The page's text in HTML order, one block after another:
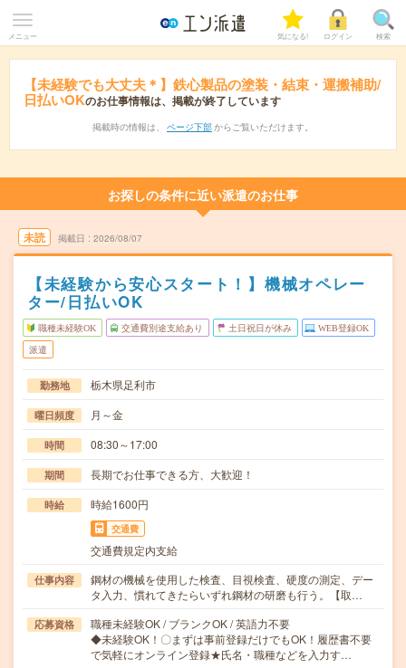
メニュー 気になる! ログイン 検索
【未経験でも大丈夫＊】鉄心製品の塗装・結束・運搬補助/
日払いOKのお仕事情報は、掲載が終了しています
掲載時の情報は、 ページ下部 からご覧いただけます。
お探しの条件に近い派遣のお仕事
未読 掲載日 2026/08/07
【未経験から安心スタート！】機械オペレー
ター/日払いOK
職種未経験OK 交通費別途支給あり 土日祝日が休み WEB登録OK
派遣
勤務地 栃木県足利市
曜日頻度 月～金
時間 08:30～17:00
期間 長期でお仕事できる方、大歓迎！
時給 時給1600円
交通費
交通費規定内支給
仕事内容
鋼材の機械を使用した検査、目視検査、硬度の測定、デー
タ入力、慣れてきたらいずれ鋼材の研磨も行う。【取…
応募資格
職種未経験OK / ブランクOK / 英語力不要
◆未経験OK！〇まずは事前登録だけでもOK！履歴書不要
で気軽にオンライン登録★氏名・職種などを入力す…